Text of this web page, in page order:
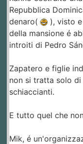
Repubblica
denaro(
), visto
della mansione é
introiti di Pedro
Zapatero e figlie
non si tratta solo
schiaccianti.
E tutto quel che
Mik, é